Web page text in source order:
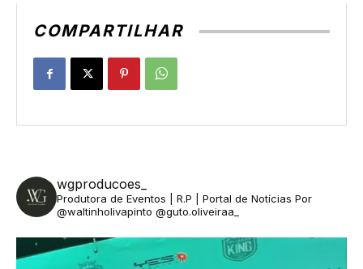
COMPARTILHAR
wgproducoes_
Produtora de Eventos | R.P | Portal de Notícias Por
@waltinholivapinto @guto.oliveiraa_